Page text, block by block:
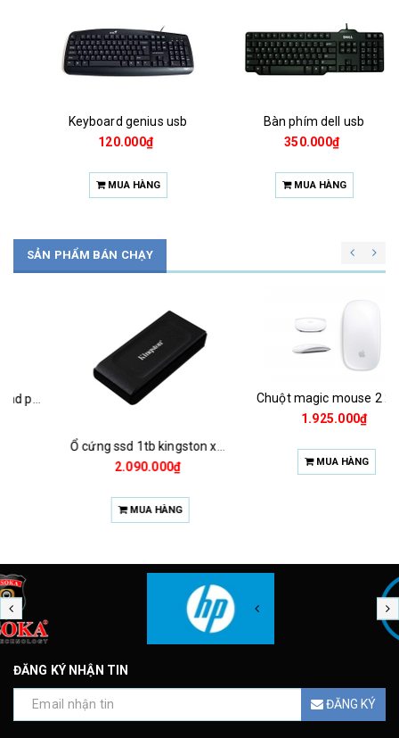
Keyboard genius usb
120.000₫
MUA HÀNG
Bàn phím dell usb
350.000₫
MUA HÀNG
SẢN PHẨM BÁN CHẠY
Ổ cứng ssd 1tb kingston xs1000 (bảo hành 3 năm)
2.090.000₫
MUA HÀNG
Chuột magic mouse 2 2021 za/a
1.925.000₫
MUA HÀNG
ĐĂNG KÝ NHẬN TIN
ĐĂNG KÝ